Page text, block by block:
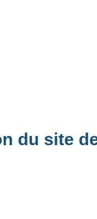
du site